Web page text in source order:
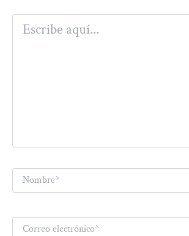
Escribe
aquí...
Nombre*
Correo